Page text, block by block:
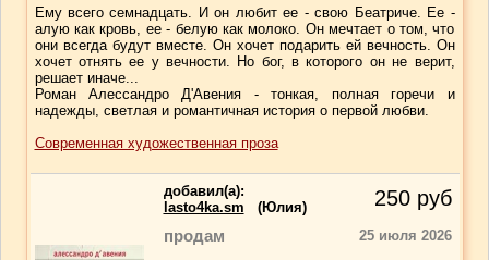
Ему всего семнадцать. И он любит ее - свою Беатриче. Ее -
алую как кровь, ее - белую как молоко. Он мечтает о том, что
они всегда будут вместе. Он хочет подарить ей вечность. Он
хочет отнять ее у вечности. Но бог, в которого он не верит,
решает иначе...
Роман Алессандро Д'Авения - тонкая, полная горечи и
надежды, светлая и романтичная история о первой любви.
Современная художественная проза
добавил(a):
lasto4ka.sm
(Юлия) 250 руб
продам 25 июля 2026